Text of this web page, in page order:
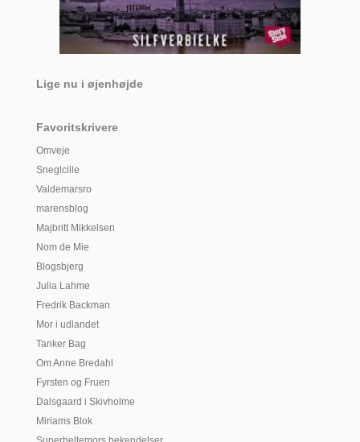
Lige nu i øjenhøjde
Favoritskrivere
Omveje
Sneglcille
Valdemarsro
marensblog
Majbritt Mikkelsen
Nom de Mie
Blogsbjerg
Julia Lahme
Fredrik Backman
Mor i udlandet
Tanker Bag
Om Anne Bredahl
Fyrsten og Fruen
Dalsgaard i Skivholme
Miriams Blok